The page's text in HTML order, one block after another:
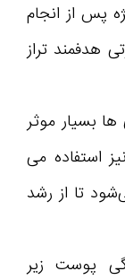
پس از انجام
هدفمند تراز
بسیار موثر
استفاده می
تا از رشد
پوست زیر